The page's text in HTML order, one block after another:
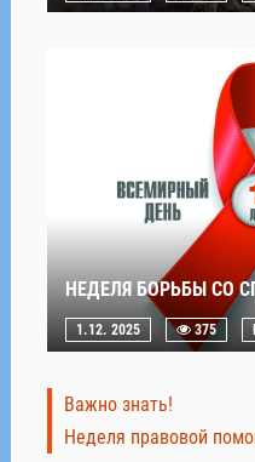
НЕДЕЛЯ БОРЬБЫ СО
1.12. 2025 375
Важно знать!
Неделя правовой